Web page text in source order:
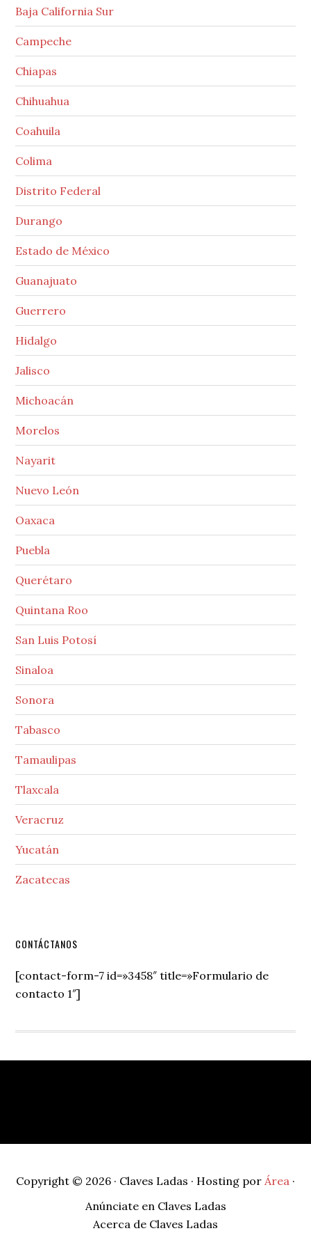
Baja California Sur
Campeche
Chiapas
Chihuahua
Coahuila
Colima
Distrito Federal
Durango
Estado de México
Guanajuato
Guerrero
Hidalgo
Jalisco
Michoacán
Morelos
Nayarit
Nuevo León
Oaxaca
Puebla
Querétaro
Quintana Roo
San Luis Potosí
Sinaloa
Sonora
Tabasco
Tamaulipas
Tlaxcala
Veracruz
Yucatán
Zacatecas
Secondary
Sidebar
CONTÁCTANOS
[contact-form-7 id=»3458″ title=»Formulario de
contacto 1″]
Copyright © 2026 · Claves Ladas · Hosting por Área ·
Anúnciate en Claves Ladas
Acerca de Claves Ladas